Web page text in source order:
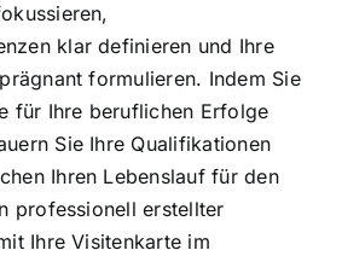
klar definieren und Ihre
formulieren. Indem Sie
für Ihre beruflichen Erfolge
Sie Ihre Qualifikationen
Ihren Lebenslauf für den
professionell erstellter
Ihre Visitenkarte im